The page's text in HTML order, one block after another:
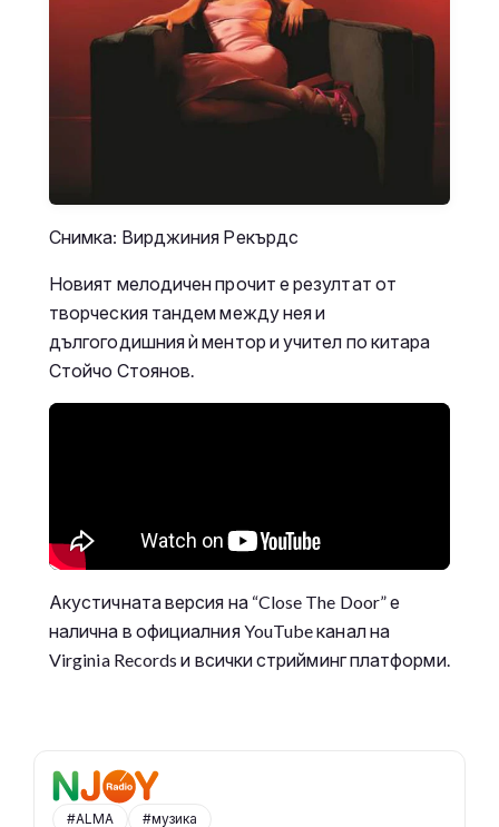
Снимка: Вирджиния Рекърдс
Новият мелодичен прочит е резултат от
творческия тандем между нея и
дългогодишния ѝ ментор и учител по китара
Стойчо Стоянов.
Акустичната версия на “Close The Door” е
налична в официалния YouTube канал на
Virginia Records и всички стрийминг платформи.
#ALMA #музика